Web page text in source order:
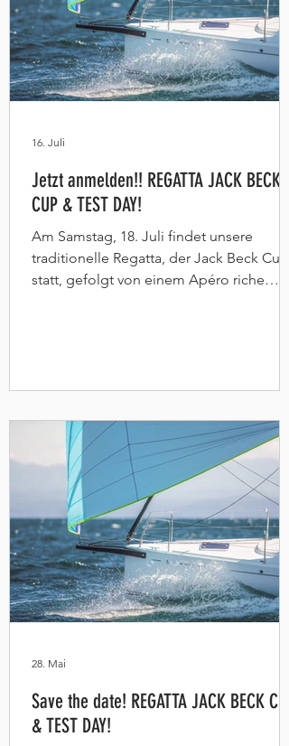
Jetzt anmelden!! REGATTA JACK BECK
CUP & TEST DAY!
Am Samstag, 18. Juli findet unsere
traditionelle Regatta, der Jack Beck Cup
statt, gefolgt von einem Apéro riche
und die First 24 zu besichtigen und zu
"EUROPEAN Yacht of the Year 2026 " zu
besichtigen sein! Jetzt anmelden!
16. Juli
Save the date! REGATTA JACK BECK CUP
& TEST DAY!
28. Mai